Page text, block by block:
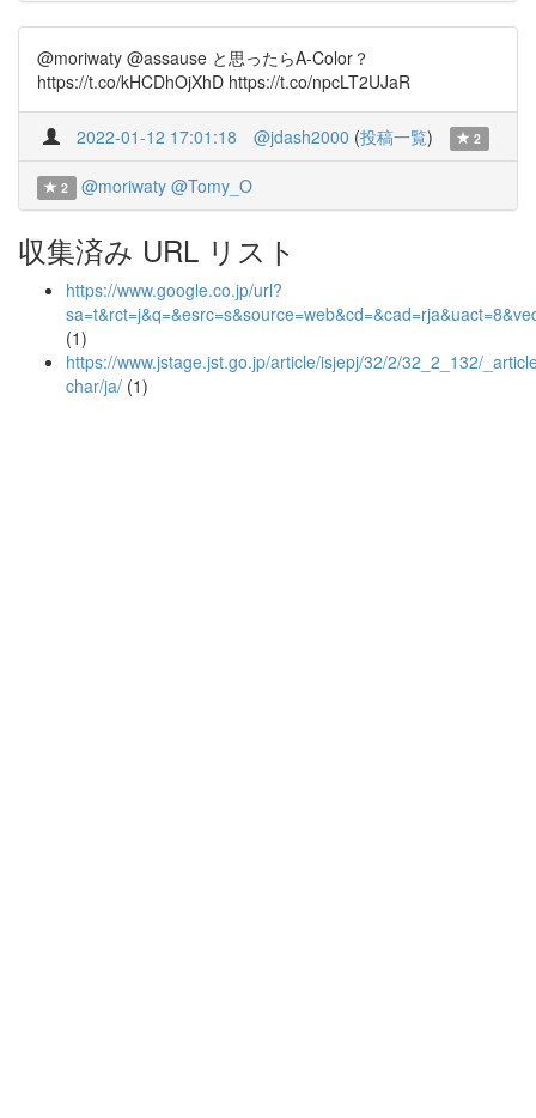
@moriwaty @assause と思ったらA-Color？
https://t.co/kHCDhOjXhD https://t.co/npcLT2UJaR
2022-01-12 17:01:18 @jdash2000 (投稿一覧) 2
2 @moriwaty @Tomy_O
収集済み URL リスト
https://www.google.co.jp/url?
(1)
https://www.jstage.jst.go.jp/article/isjepj/32/2/32_2_132/
char/ja/ (1)